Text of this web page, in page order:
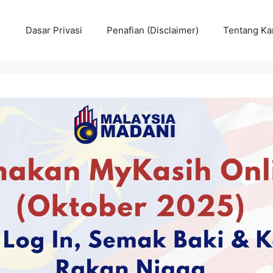
Dasar Privasi Penafian (Disclaimer) Tentang